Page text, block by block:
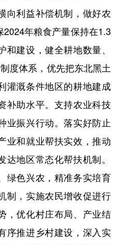
向利益补偿机制，做好农
年粮食产量保持在1.3
和建设，健全耕地数量、
度体系，优先把东北黑土
灌溉条件地区的耕地建成
补助水平。支持农业科技
业振兴行动。落实好防止
业和就业帮扶实效，推动
达地区常态化帮扶机制。
绿色兴农，精准务实培育
制，实施农民增收促进行
，优化村庄布局、产业结
序推进乡村建设，深入实